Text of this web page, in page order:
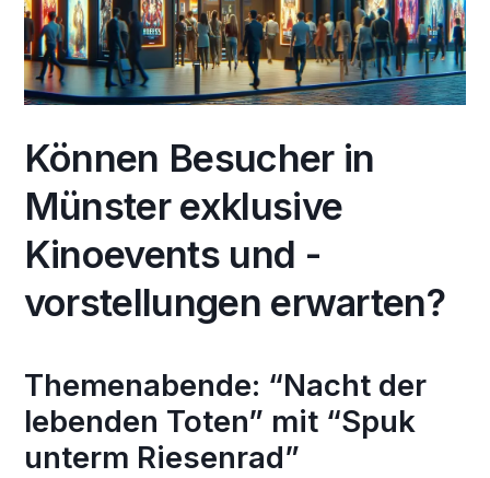
Können Besucher in
Münster exklusive
Kinoevents und -
vorstellungen erwarten?
Themenabende: “Nacht der
lebenden Toten” mit “Spuk
unterm Riesenrad”